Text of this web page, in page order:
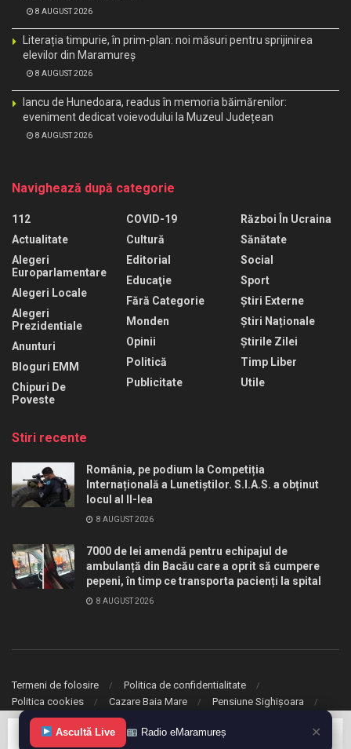
8 AUGUST 2026
Literația timpurie, în prim-plan: noi măsuri pentru sprijinirea
elevilor din Maramureș
8 AUGUST 2026
Iancu de Hunedoara, readus în memoria băimărenilor:
eveniment dedicat voievodului la Muzeul Județean
8 AUGUST 2026
Navighează după categorie
112
Actualitate
Alegeri
Europarlamentare
Alegeri Locale
Alegeri
Prezidentiale
Anunturi
Bloguri EMM
Chipuri De
Poveste
COVID-19
Cultură
Editorial
Educaţie
Fără Categorie
Monden
Opinii
Politică
Publicitate
Război În Ucraina
Sănătate
Social
Sport
Știri Externe
Știri Naționale
Știrile Zilei
Timp Liber
Utile
Stiri recente
România, pe podium la Competiția
Internațională a Lunetiștilor. S.I.A.S. a obținut
locul al II-lea
8 AUGUST 2026
7000 de lei amendă pentru echipajul de
ambulanță din Bacău care a oprit să cumpere
pepeni, în timp ce transporta pacienți la spital
8 AUGUST 2026
Termeni de folosire
Politica de confidentialitate
Politica cookies
Cazare Baia Mare Pensiune Sighișoara
© 2020 eMaramures. Toate drepturile rezervate.
Ascultă Live Radio eMaramureș ✕